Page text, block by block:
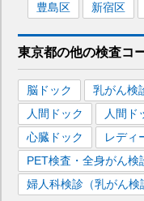
豊島区
新宿区
東京都の他の検査コ
脳ドック 乳がん検
人間ドック
人間ド
心臓ドック
レディ
PET検査・全身がん検
婦人科検診（乳がん検